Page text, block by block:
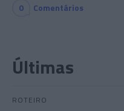
0 Comentários
Últimas
ROTEIRO